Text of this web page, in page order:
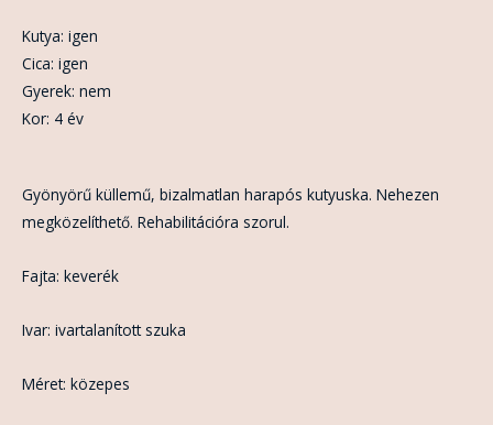
Kutya: igen
Cica: igen
Gyerek: nem
Kor: 4 év
Gyönyörű küllemű, bizalmatlan harapós kutyuska. Nehezen
megközelíthető. Rehabilitációra szorul.
Fajta: keverék
Ivar: ivartalanított szuka
Méret: közepes